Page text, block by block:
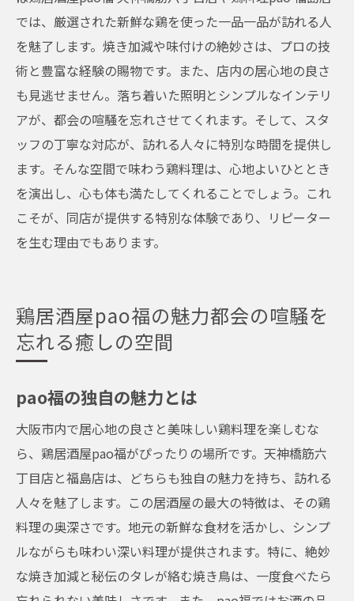
では、厳選された新鮮な鶏を使った一品一品が訪れる人
を魅了します。焼き加減や味付けの絶妙さは、プロの技
術と豊富な経験の賜物です。また、店内の居心地の良さ
も見逃せません。落ち着いた照明とシンプルなインテリ
アが、都会の喧騒を忘れさせてくれます。そして、スタ
ッフの丁寧な対応が、訪れる人々に特別な時間を提供し
ます。そんな空間で味わう鶏料理は、心地よいひととき
を演出し、心も体も満たしてくれることでしょう。これ
こそが、同店が提供する特別な体験であり、リピーター
を生む理由でもあります。
鶏居酒屋pao福の魅力都会の喧騒を
忘れる癒しの空間
pao福の独自の魅力とは
大阪市内で居心地の良さと美味しい鶏料理を楽しむな
ら、鶏居酒屋pao福がぴったりの場所です。天神橋筋六
丁目店と福島店は、どちらも独自の魅力を持ち、訪れる
人々を魅了します。この居酒屋の最大の特徴は、その鶏
料理の奥深さです。地元の新鮮な食材を活かし、シンプ
ルながらも味わい深い料理が提供されます。特に、絶妙
な焼き加減と秘伝のタレが絡む焼き鳥は、一度食べたら